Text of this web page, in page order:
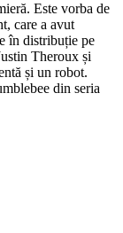
Este vorba de
care a avut
în distribuție pe
Theroux și
și un robot.
din seria